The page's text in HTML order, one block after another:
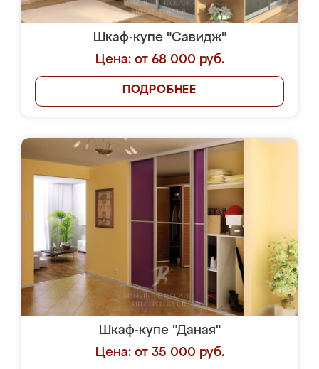
Шкаф-купе "Савидж"
Цена: от 68 000 руб.
ПОДРОБНЕЕ
Шкаф-купе "Даная"
Цена: от 35 000 руб.